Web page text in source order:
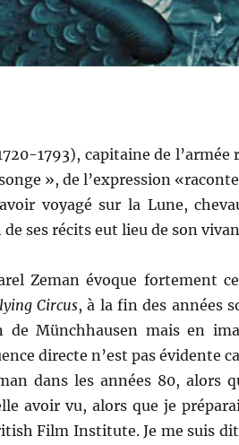
1793), capitaine de
», de l’expression
voyagé sur la Lune,
ses récits eut lieu de son
Zeman évoque fortement
Circus, à la fin des années
de Münchhausen mais en
directe n’est pas évidente
dans les années 80, alors
avoir vu, alors que je
Film Institute. Je me suis dit